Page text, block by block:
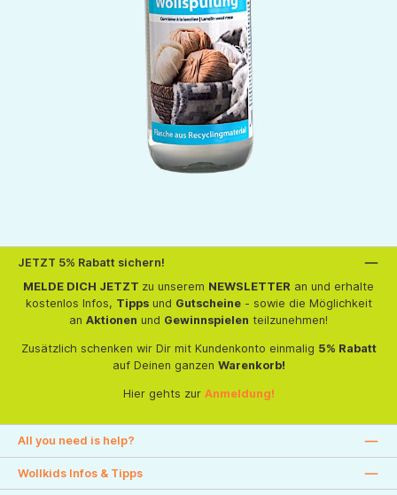
JETZT 5% Rabatt sichern!
MELDE DICH JETZT zu unserem NEWSLETTER an und erhalte
kostenlos Infos, Tippsund Gutscheine- sowie die Möglichkeit
an Aktionen und Gewinnspielen teilzunehmen!
Zusätzlich schenken wir Dir mit Kundenkonto einmalig 5% Rabatt
auf Deinen ganzen Warenkorb!
Hier gehts zur Anmeldung!
All you need is help?
Wollkids Infos & Tipps